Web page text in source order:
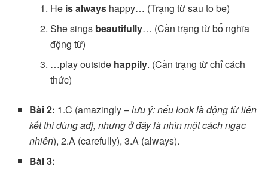
He is alwayshappy… (Trạng từ sau to be)
She sings beautifully… (Cần trạng từ bổ nghĩa
động từ)
…play outside happily. (Cần trạng từ chỉ cách
thức)
Bài 2: 1.C (amazingly –lưu ý: nếu look là động từ liên
kết thì dùng adj, nhưng ở đây là nhìn một cách ngạc
nhiên), 2.A (carefully), 3.A (always).
Bài 3: